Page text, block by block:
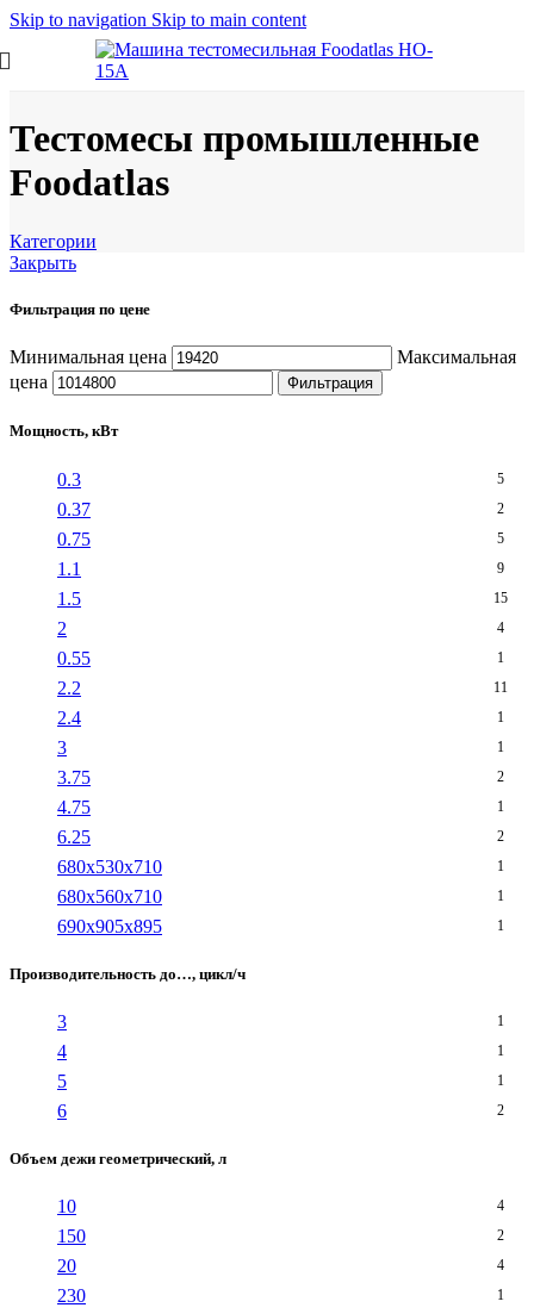
Skip to navigation Skip to main content
Тестомесы промышленные
Foodatlas
Категории
Закрыть
Фильтрация по цене
Минимальная цена
Максимальная
цена
Фильтрация
Мощность, кВт
0.3 5
0.37 2
0.75 5
1.1 9
1.5 15
2 4
0.55 1
2.2 11
2.4 1
3 1
3.75 2
4.75 1
6.25 2
680x530x710 1
680x560x710 1
690x905x895 1
Производительность до…, цикл/ч
3 1
4 1
5 1
6 2
Объем дежи геометрический, л
10 4
150 2
20 4
230 1